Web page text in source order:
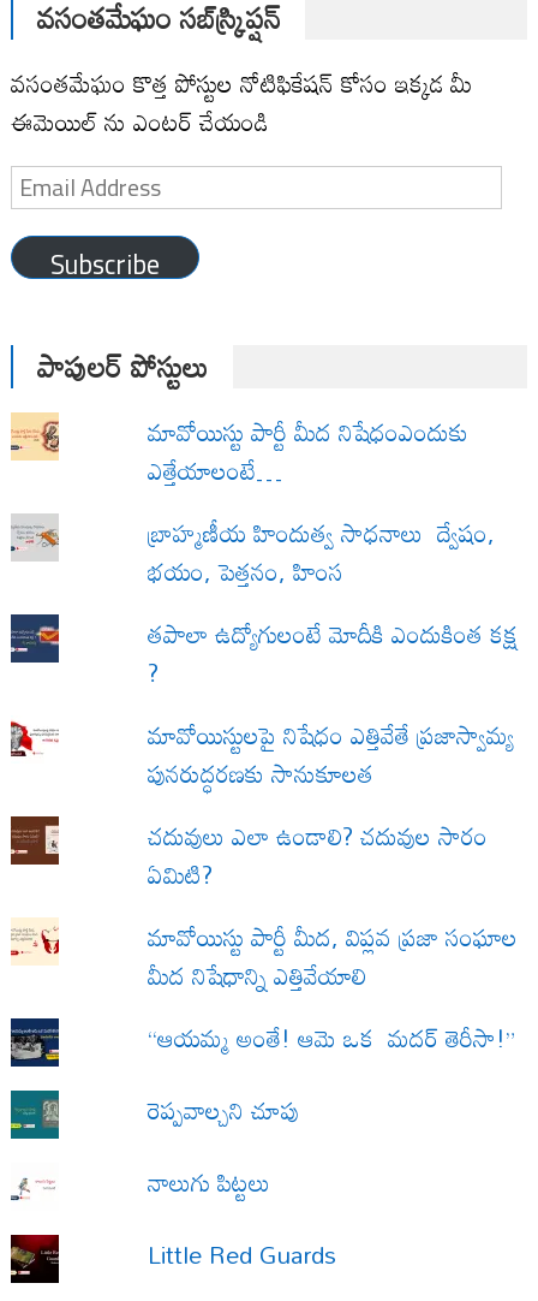
వసంతమేఘం సబ్‌స్క్రిప్షన్
వసంతమేఘం కొత్త పోస్టుల నోటిఫికేషన్ కోసం ఇక్కడ మీ
ఈమెయిల్ ను ఎంటర్ చేయండి
Email
Address
Subscribe
పాపులర్ పోస్టులు
మావోయిస్టు పార్టీ మీద నిషేధంఎందుకు
ఎత్తేయాలంటే…
బ్రాహ్మణీయ హిందుత్వ సాధనాలు ద్వేషం,
భయం, పెత్తనం, హింస
త‌పాలా ఉద్యోగులంటే మోదీకి ఎందుకింత కక్ష
?
మావోయిస్టులపై నిషేధం ఎత్తివేతే ప్రజాస్వామ్య
పునరుద్ధరణకు సానుకూలత
చదువులు ఎలా ఉండాలి? చదువుల సారం
ఏమిటి?
మావోయిస్టు పార్టీ మీద, విప్లవ ప్రజా సంఘాల
మీద నిషేధాన్ని ఎత్తివేయాలి
“ఆయమ్మ అంతే! ఆమె ఒక మదర్ తెరీసా!”
రెప్పవాల్చని చూపు
నాలుగు పిట్టలు
Little Red Guards